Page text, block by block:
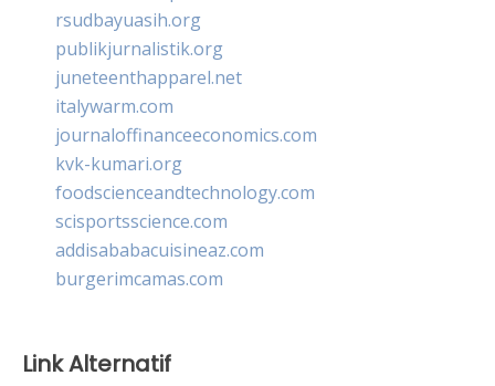
rsudbayuasih.org
publikjurnalistik.org
juneteenthapparel.net
italywarm.com
journaloffinanceeconomics.com
kvk-kumari.org
foodscienceandtechnology.com
scisportsscience.com
addisababacuisineaz.com
burgerimcamas.com
Link Alternatif